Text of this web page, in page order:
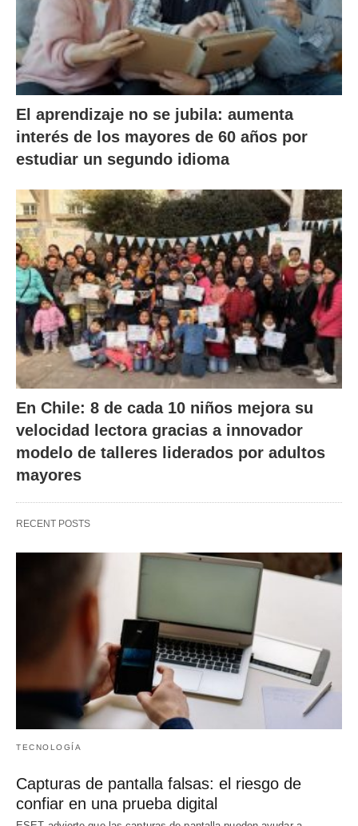
El aprendizaje no se jubila: aumenta
interés de los mayores de 60 años por
estudiar un segundo idioma
En Chile: 8 de cada 10 niños mejora su
velocidad lectora gracias a innovador
modelo de talleres liderados por adultos
mayores
RECENT POSTS
TECNOLOGÍA
Capturas de pantalla falsas: el riesgo de
confiar en una prueba digital